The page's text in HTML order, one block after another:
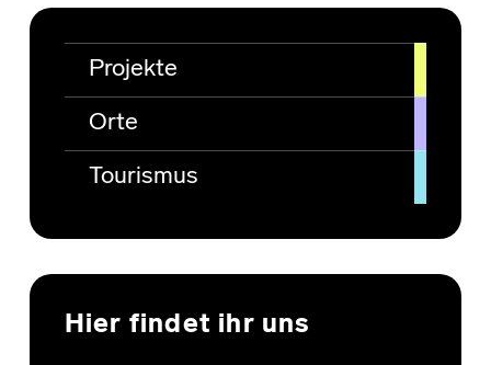
Projekte
Orte
Tourismus
Hier findet ihr uns